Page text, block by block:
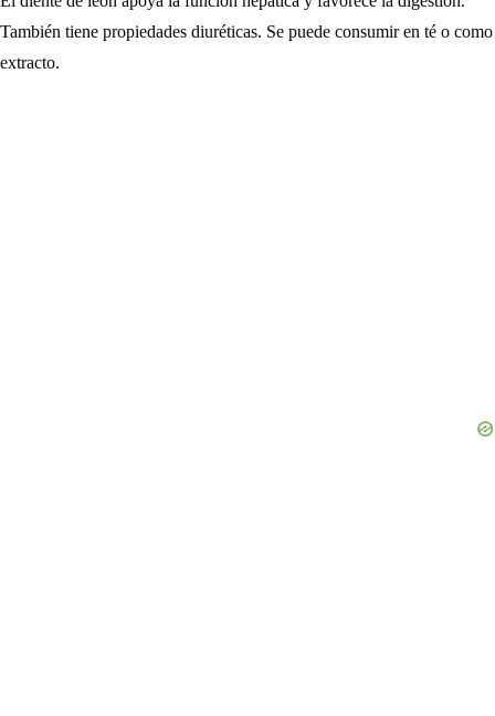
También tiene propiedades diuréticas. Se puede consumir en té o como
extracto.